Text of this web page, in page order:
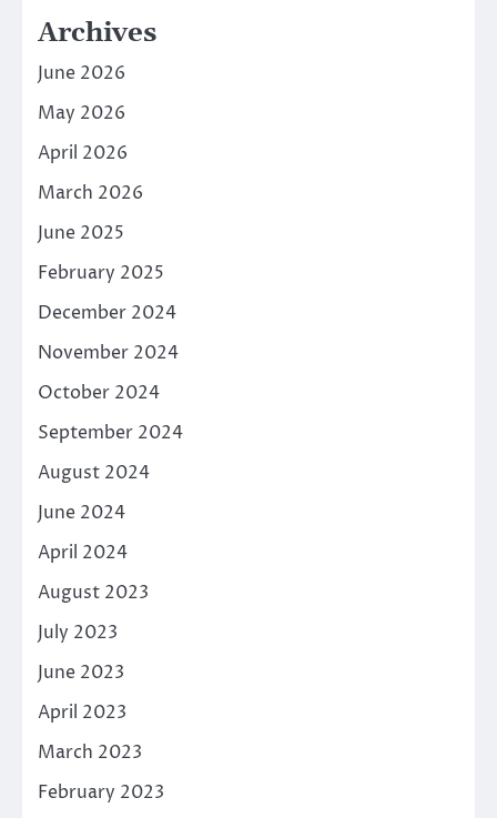
Archives
June 2026
May 2026
April 2026
March 2026
June 2025
February 2025
December 2024
November 2024
October 2024
September 2024
August 2024
June 2024
April 2024
August 2023
July 2023
June 2023
April 2023
March 2023
February 2023